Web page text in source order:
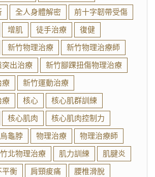
全人身體解密
前十字韌帶受傷
增肌 徒手治療
復健
新竹物理治療
新竹物理治療師
出治療
新竹腳踝扭傷物理治療
療
新竹運動治療
療
核心
核心肌群訓練
核心肌肉
核心肌肉控制力
烏龜脖 物理治療
物理治療師
竹北物理治療 肌力訓練
肌腱炎
平衡
肩頸痠痛
腰椎滑脫